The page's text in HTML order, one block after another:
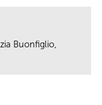
Buonfiglio,